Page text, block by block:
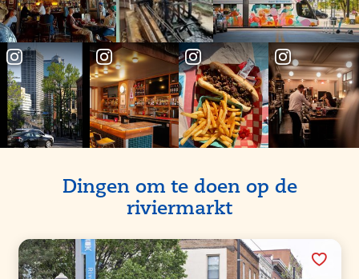
Dingen om te doen op de
riviermarkt